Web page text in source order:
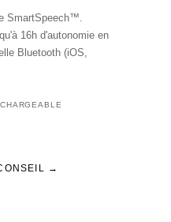
SmartSpeech™.
16h d'autonomie en
Bluetooth (iOS,
→